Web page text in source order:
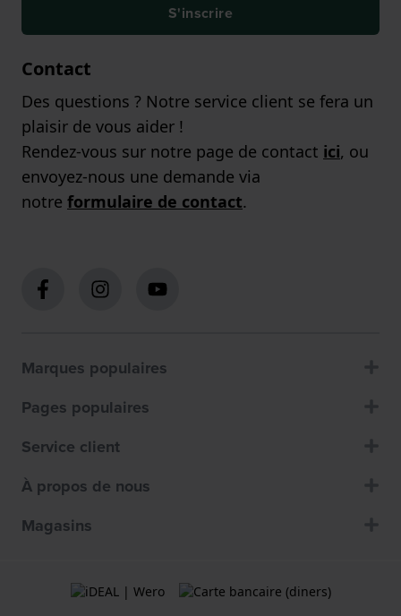
S'inscrire
Contact
Des questions ? Notre service client se fera un
plaisir de vous aider !
Rendez-vous sur notre page de contact ici, ou
envoyez-nous une demande via
notre formulaire de contact.
Marques populaires
Pages populaires
Service client
À propos de nous
Magasins